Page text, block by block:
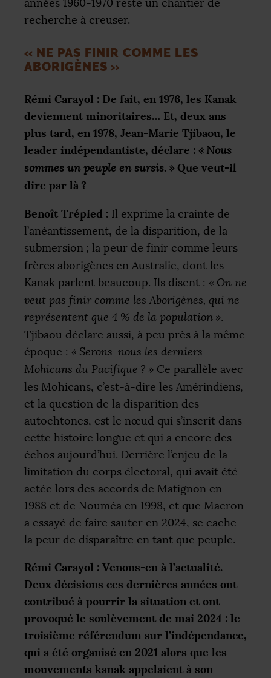
années 1960-1970 reste un chantier de
recherche à creuser.
« NE PAS FINIR COMME LES
ABORIGÈNES »
Rémi Carayol : De fait, en 1976, les Kanak
deviennent minoritaires… Et, deux ans
plus tard, en 1978, Jean-Marie Tjibaou, le
leader indépendantiste, déclare : « Nous
sommes un peuple en sursis. »Que veut-il
dire par là ?
Benoît Trépied : Il exprime la crainte de
l’anéantissement, de la disparition, de la
submersion ; la peur de finir comme leurs
frères aborigènes en Australie, dont les
Kanak parlent beaucoup. Ils disent : « On ne
veut pas finir comme les Aborigènes, qui ne
représentent que 4 % de la population ».
Tjibaou déclare aussi, à peu près à la même
époque : « Serons-nous les derniers
Mohicans du Pacifique ? » Ce parallèle avec
les Mohicans, c’est-à-dire les Amérindiens,
et la question de la disparition des
autochtones, est le nœud qui s’inscrit dans
cette histoire longue et qui a encore des
échos aujourd’hui. Derrière l’enjeu de la
limitation du corps électoral, qui avait été
actée lors des accords de Matignon en
1988 et de Nouméa en 1998, et que Macron
a essayé de faire sauter en 2024, se cache
la peur de disparaître en tant que peuple.
Rémi Carayol : Venons-en à l’actualité.
Deux décisions ces dernières années ont
contribué à pourrir la situation et ont
provoqué le soulèvement de mai 2024 : le
troisième référendum sur l’indépendance,
qui a été organisé en 2021 alors que les
mouvements kanak appelaient à son